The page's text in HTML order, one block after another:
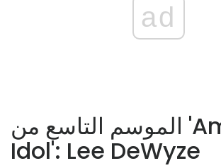
ad
الموسم التاسع من 'American
Idol': Lee DeWyze